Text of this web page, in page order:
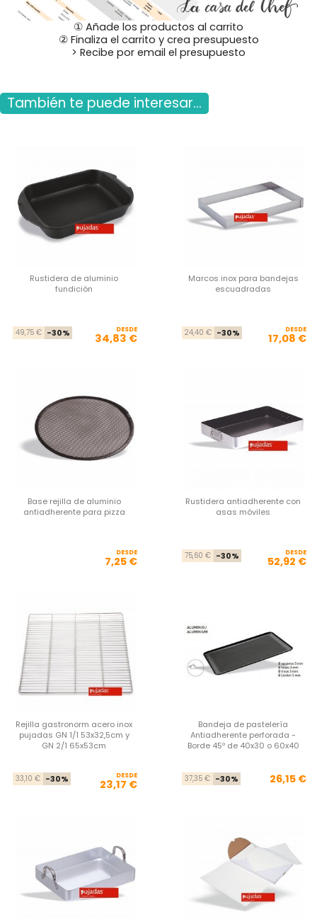
① Añade los productos al carrito
② Finaliza el carrito y crea presupuesto
> Recibe por email el presupuesto
También te puede interesar...
Rustidera de aluminio
fundición
Precio base
49,75 € -30% Precio
DESDE
34,83 €
Marcos inox para bandejas
escuadradas
24,40 € -30% DESDE
17,08 €
Base rejilla de aluminio
antiadherente para pizza
Precio
DESDE
7,25 €
Rustidera antiadherente con
asas móviles
75,60 € -30% DESDE
52,92 €
Rejilla gastronorm acero inox
pujadas GN 1/1 53x32,5cm y
GN 2/1 65x53cm
Precio base
33,10 € -30% Precio
DESDE
23,17 €
Bandeja de pastelería
Antiadherente perforada -
Borde 45º de 40x30 o 60x40
37,35 € -30% 26,15 €